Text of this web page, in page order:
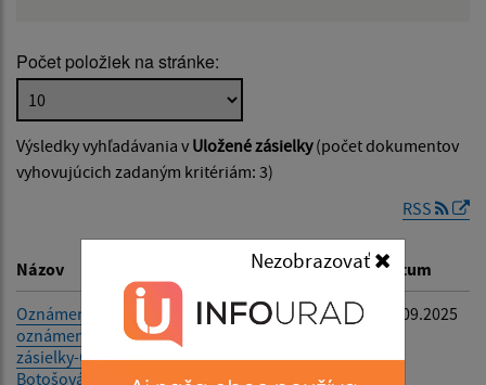
Popis:
Dátum zverejnenia od:
Dátum zverejnenia do:
Filtrovať
Počet položiek na stránke:
Výsledky vyhľadávania v Uložené zásielky(počet dokumentov
vyhovujúcich zadaným kritériám: 3)
RSS
Názov Popis Dátum
Oznámenie o doručení
oznámenia o uložení
zásielky-Gabriela
Botošová
- 29.09.2025
Nezobrazovať